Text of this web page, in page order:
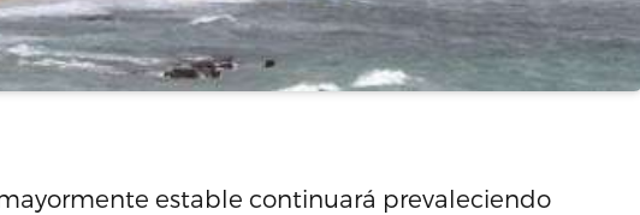
estable continuará prevaleciendo